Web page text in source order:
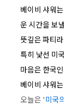
베이비 샤워
운 시간을 보
뜻깊은 파티
특히 낯선 미
마음은 한국
베이비 샤워
오늘은 '미국